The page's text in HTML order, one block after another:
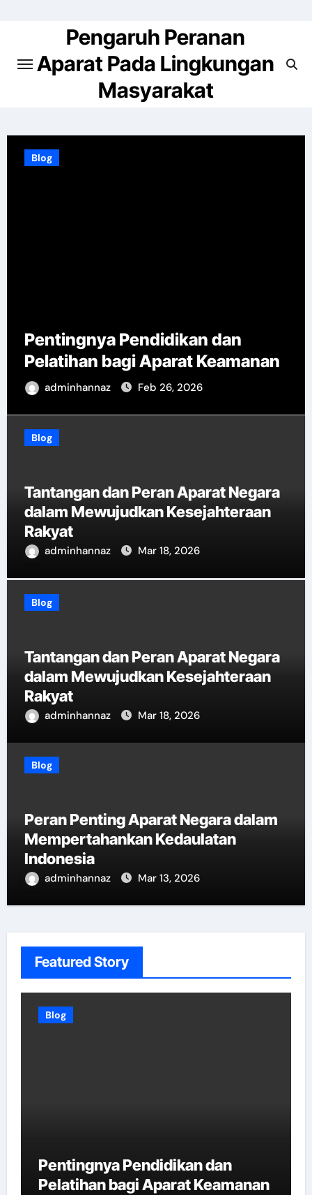
Pengaruh Peranan
Aparat Pada Lingkungan
Masyarakat
Blog
Pentingnya Pendidikan dan
Pelatihan bagi Aparat Keamanan
adminhannaz Feb 26, 2026
Blog
Tantangan dan Peran Aparat Negara
dalam Mewujudkan Kesejahteraan
Rakyat
adminhannaz Mar 18, 2026
Blog
Tantangan dan Peran Aparat Negara
dalam Mewujudkan Kesejahteraan
Rakyat
adminhannaz Mar 18, 2026
Blog
Peran Penting Aparat Negara dalam
Mempertahankan Kedaulatan
Indonesia
adminhannaz Mar 13, 2026
Featured Story
Blog
Pentingnya Pendidikan dan
Pelatihan bagi Aparat Keamanan